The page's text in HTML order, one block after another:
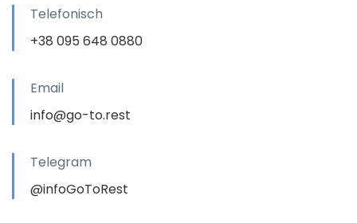
Telefonisch
+38 095 648 0880
Email
info@go-to.rest
Telegram
@infoGoToRest